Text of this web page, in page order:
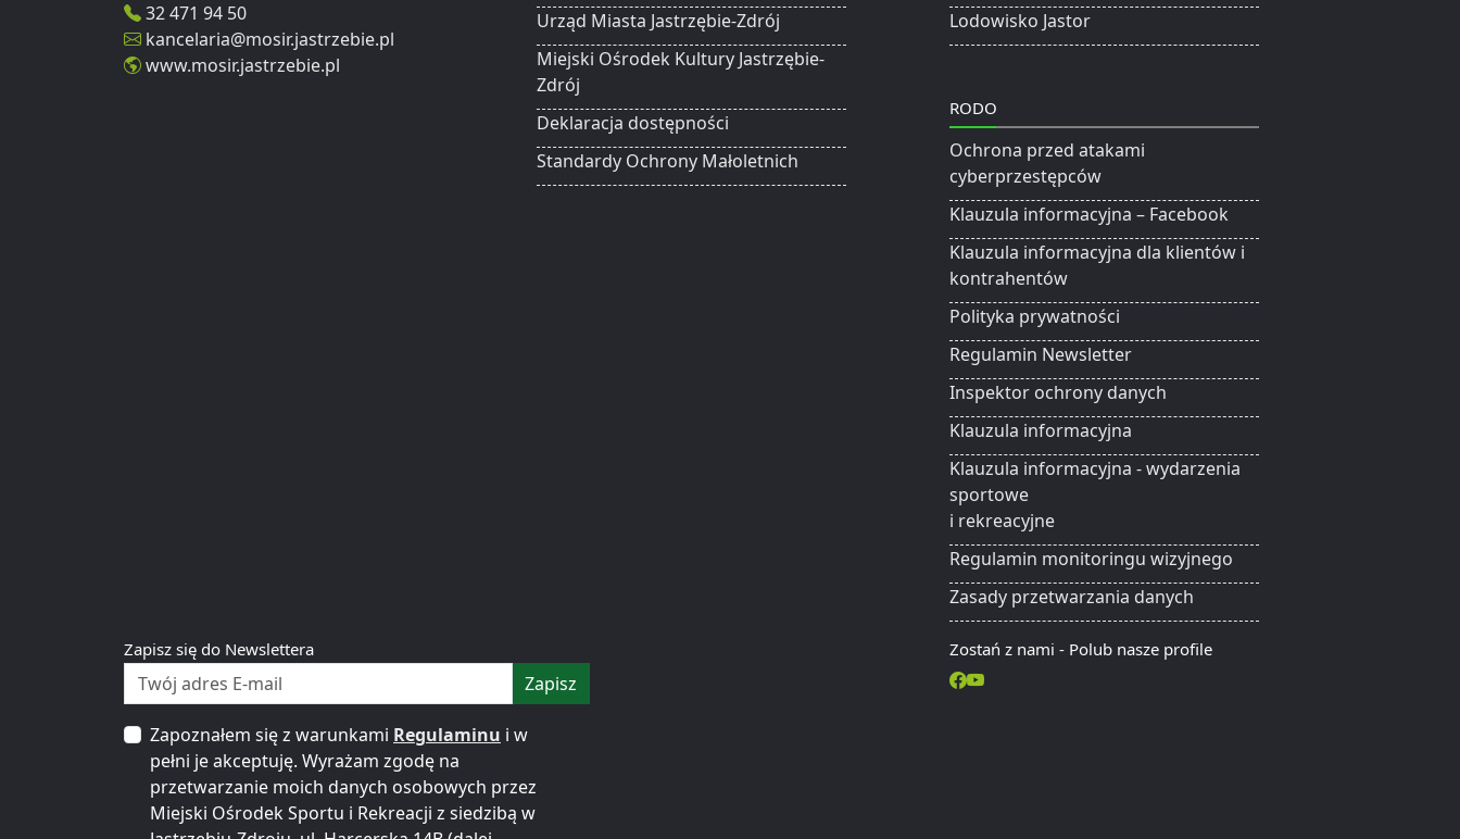
32 471 94 50
kancelaria@mosir.jastrzebie.pl
www.mosir.jastrzebie.pl
Urząd Miasta Jastrzębie-Zdrój
Miejski Ośrodek Kultury Jastrzębie-
Zdrój
Deklaracja dostępności
Standardy Ochrony Małoletnich
Lodowisko Jastor
RODO
Ochrona przed atakami
cyberprzestępców
Klauzula informacyjna – Facebook
Klauzula informacyjna dla klientów i
kontrahentów
Polityka prywatności
Regulamin Newsletter
Inspektor ochrony danych
Klauzula informacyjna
Klauzula informacyjna - wydarzenia
sportowe
i rekreacyjne
Regulamin monitoringu wizyjnego
Zasady przetwarzania danych
Zapisz się do Newslettera
Zapisz
Zapoznałem się z warunkami Regulaminu i w
pełni je akceptuję. Wyrażam zgodę na
przetwarzanie moich danych osobowych przez
Miejski Ośrodek Sportu i Rekreacji z siedzibą w
Zostań z nami - Polub nasze profile